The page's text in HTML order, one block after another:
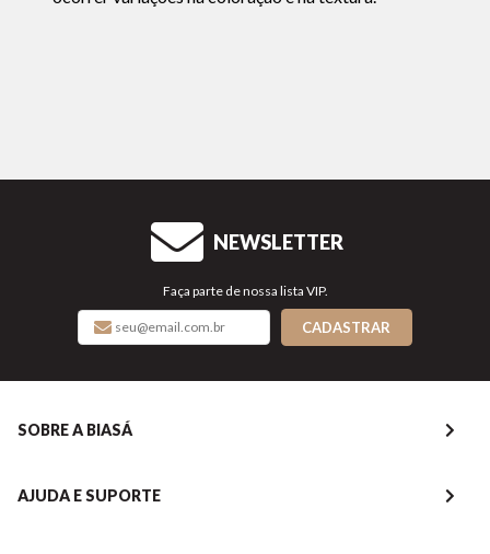
NEWSLETTER
Faça parte de nossa lista VIP.
CADASTRAR
SOBRE A BIASÁ
AJUDA E SUPORTE